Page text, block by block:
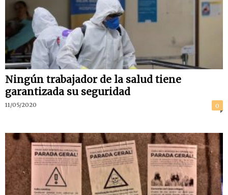
Ningún trabajador de la salud tiene
garantizada su seguridad
11/05/2020 0